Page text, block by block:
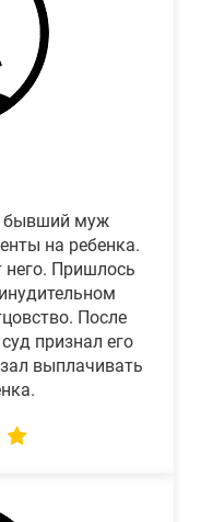
бывший муж
на ребенка.
него. Пришлось
После
признал его
выплачивать